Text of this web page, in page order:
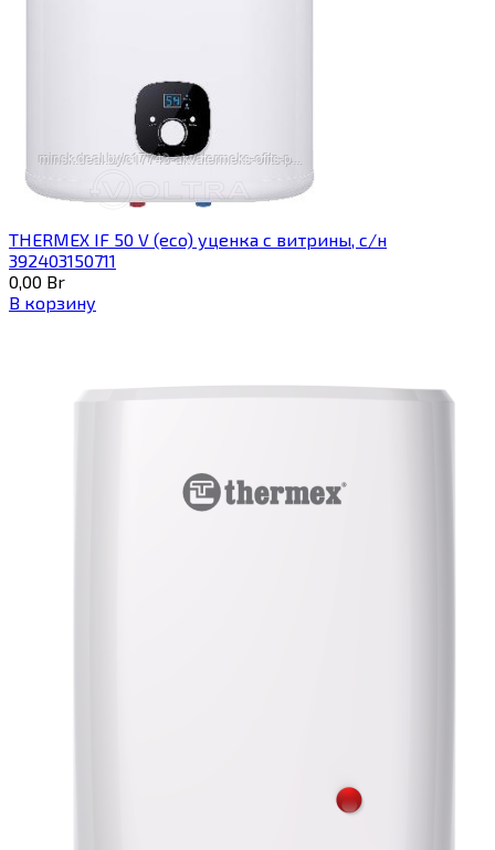
THERMEX IF 50 V (eco) уценка c витрины, с/н
392403150711
0,00 Br
В корзину